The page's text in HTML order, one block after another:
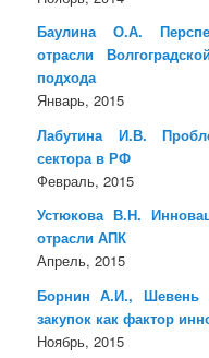
Баулина О.А.
отрасли
подхода
Январь, 2015
Лабутина И.В.
сектора в РФ
Февраль, 2015
Устюкова В.Н.
отрасли АПК
Апрель, 2015
Борнин А.И., Шевень
закупок как фактор
Ноябрь, 2015